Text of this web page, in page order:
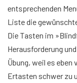
entsprechenden
Liste die
Die Tasten im
Herausforderung
Übung, weil es
Ertasten schwer zu